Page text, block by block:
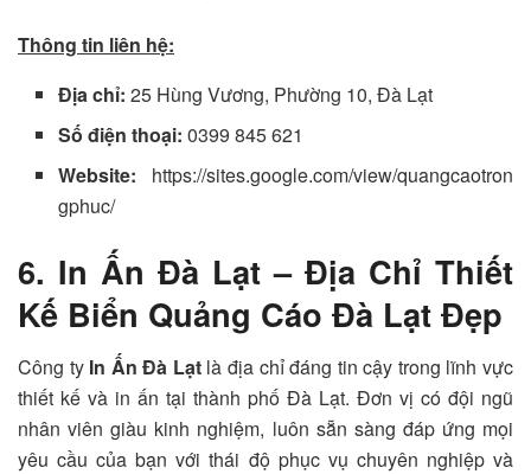
Thông tin liên hệ:
Địa chỉ:25 Hùng Vương, Phường 10, Đà Lạt
Số điện thoại:0399 845 621
Website: https://sites.google.com/view/quangcaotron
gphuc/
6. In Ấn Đà Lạt – Địa Chỉ Thiết
Kế Biển Quảng Cáo Đà Lạt Đẹp
Công ty In Ấn Đà Lạtlà địa chỉ đáng tin cậy trong lĩnh vực
thiết kế và in ấn tại thành phố Đà Lạt. Đơn vị có đội ngũ
nhân viên giàu kinh nghiệm, luôn sẵn sàng đáp ứng mọi
yêu cầu của bạn với thái độ phục vụ chuyên nghiệp và